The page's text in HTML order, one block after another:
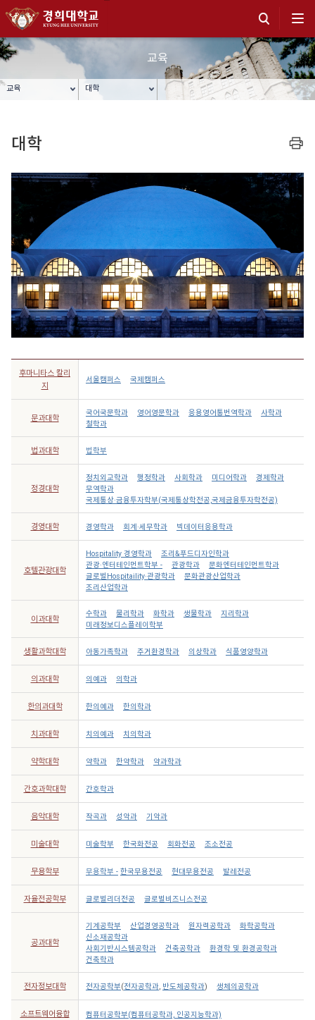
교육
교육 대학
대학
후마니타스 칼리
지
서울캠퍼스 국제캠퍼스
문과대학
국어국문학과 영어영문학과 응용영어통번역학과
사학과
철학과
법과대학 법학부
정경대학
정치외교학과 행정학과 사회학과 미디어학과
경제학과
무역학과
국제통상·금융투자학부(국제통상학전공,국제금융투자학전공)
경영대학 경영학과 회계·세무학과 빅데이터응용학과
호텔관광대학
Hospitality 경영학과
조리&푸드디자인학과
관광·엔터테인먼트학부 -
관광학과
문화엔터테인먼트학과
글로벌Hospitaility·관광학과
문화관광산업학과
조리산업학과
이과대학
수학과 물리학과 화학과 생물학과
지리학과
미래정보디스플레이학부
생활과학대학 아동가족학과 주거환경학과 의상학과 식품영양학과
의과대학 의예과 의학과
한의과대학 한의예과 한의학과
치과대학 치의예과 치의학과
약학대학 약학과 한약학과 약과학과
간호과학대학 간호학과
음악대학 작곡과 성악과 기악과
미술대학 미술학부 한국화전공 회화전공 조소전공
무용학부 무용학부 - 한국무용전공 현대무용전공 발레전공
자율전공학부 글로벌리더전공 글로벌비즈니스전공
공과대학
기계공학부 산업경영공학과 원자력공학과
화학공학과
신소재공학과
사회기반시스템공학과
건축공학과
환경학 및 환경공학과
건축학과
전자정보대학 전자공학부(전자공학과, 반도체공학과) 생체의공학과
소프트웨어융합
컴퓨터공학부(컴퓨터공학과, 인공지능학과)